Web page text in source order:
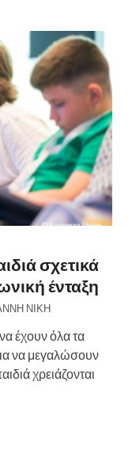
σχετικά
ένταξη
ΝΙΚΗ
έχουν όλα τα
να μεγαλώσουν
χρειάζονται